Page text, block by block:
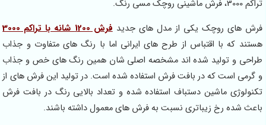
تراکم 3000، فرش ماشینی روچک مسی رنگ.
فرش های روچک یکی از مدل های جدیدفرش 1200 شانه با تراکم 3000
هستند که با اقتباس از طرح های ایرانی اما با رنگ های متفاوت و جذاب
طراحی و تولید شده اند مشخصه اصلی شان همین رنگ های خص و جذاب
و گرمی است که در بافت فرش استفاده شده است. در تولید این فرش های از
تکنولوژی ماشین دستباف استفاده شده و تعداد بالایی رنگ در بافت فرش
باعث شده رخ زیباتری نسبت به فرش های معمول داشته باشند.